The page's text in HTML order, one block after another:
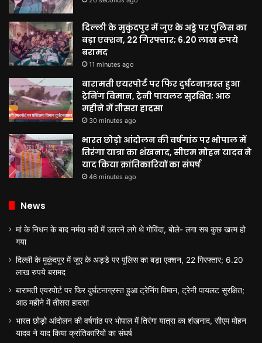
दिल्ली के मुकुंदपुर में जुए के अड्डे पर पुलिस का
बड़ा एक्शन, 22 गिरफ्तार; 6.20 लाख रुपये
बरामद
11 minutes ago
बारामती एयरपोर्ट पर फिर दुर्घटनाग्रस्त हुआ
ट्रेनिंग विमान, ट्रेनी पायलट सुरक्षित; आठ
महीने में तीसरा हादसा
30 minutes ago
भारत छोड़ो आंदोलन की वर्षगांठ पर भोपाल में
तिरंगा यात्रा का शंखनाद, सीएम मोहन यादव ने
याद किया क्रांतिकारियों का संघर्ष
46 minutes ago
News
मां के निधन के बाद नर्मदा नदी में उतरने लगे थे गोविंदा, बोले- लगा सब कुछ खत्म हो
गया
दिल्ली के मुकुंदपुर में जुए के अड्डे पर पुलिस का बड़ा एक्शन, 22 गिरफ्तार; 6.20
लाख रुपये बरामद
बारामती एयरपोर्ट पर फिर दुर्घटनाग्रस्त हुआ ट्रेनिंग विमान, ट्रेनी पायलट सुरक्षित;
आठ महीने में तीसरा हादसा
भारत छोड़ो आंदोलन की वर्षगांठ पर भोपाल में तिरंगा यात्रा का शंखनाद, सीएम मोहन
यादव ने याद किया क्रांतिकारियों का संघर्ष